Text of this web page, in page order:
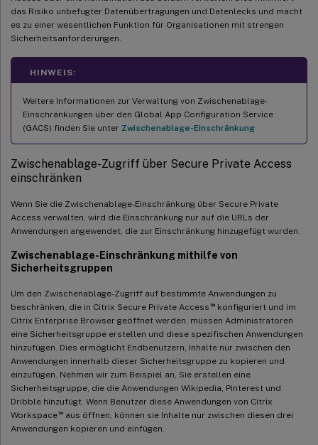
das Risiko unbefugter Datenübertragungen und Datenlecks und macht
es zu einer wesentlichen Funktion für Organisationen mit strengen
Sicherheitsanforderungen.
HINWEIS:
Weitere Informationen zur Verwaltung von Zwischenablage-
Einschränkungen über den Global App Configuration Service
(GACS) finden Sie unter Zwischenablage-Einschränkung
Zwischenablage-Zugriff über Secure Private Access
einschränken
Wenn Sie die Zwischenablage-Einschränkung über Secure Private
Access verwalten, wird die Einschränkung nur auf die URLs der
Anwendungen angewendet, die zur Einschränkung hinzugefügt wurden.
Zwischenablage-Einschränkung mithilfe von
Sicherheitsgruppen
Um den Zwischenablage-Zugriff auf bestimmte Anwendungen zu
beschränken, die in Citrix Secure Private Access ™konfiguriert und im
Citrix Enterprise Browser geöffnet werden, müssen Administratoren
eine Sicherheitsgruppe erstellen und diese spezifischen Anwendungen
hinzufügen. Dies ermöglicht Endbenutzern, Inhalte nur zwischen den
Anwendungen innerhalb dieser Sicherheitsgruppe zu kopieren und
einzufügen. Nehmen wir zum Beispiel an, Sie erstellen eine
Sicherheitsgruppe, die die Anwendungen Wikipedia, Pinterest und
Dribble hinzufügt. Wenn Benutzer diese Anwendungen von Citrix
Workspace™aus öffnen, können sie Inhalte nur zwischen diesen drei
Anwendungen kopieren und einfügen.